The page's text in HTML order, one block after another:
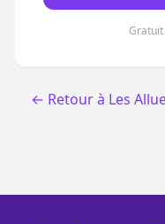
← Retour à Les